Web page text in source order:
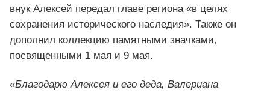
внук Алексей передал главе региона «в целях
сохранения исторического наследия». Также он
дополнил коллекцию памятными значками,
посвященными 1 мая и 9 мая.
«Благодарю Алексея и его деда, Валериана